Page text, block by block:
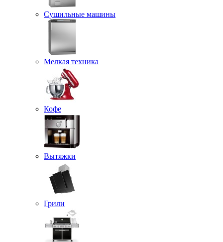
Сушильные машины
Мелкая техника
Кофе
Вытяжки
Грили